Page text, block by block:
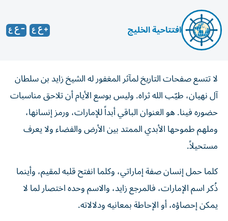
افتتاحية الخليج
لا تتسع صفحات التاريخ لمآثر المغفور له الشيخ زايد بن سلطان
آل نهيان، طيّب الله ثراه. وليس بوسع الأيام أن تلاحق مناسبات
حضوره فينا. هو العنوان الباقي أبداً للإمارات، ورمز إنسانها،
وملهم طموحها الأبدي الممتد بين الأرض والفضاء ولا يعرف
مستحيلاً.
كلما حمل إنسان صفة إماراتي، وكلما انفتح قلبه لمقيم، وأينما
ذُكر اسم الإمارات، فالمرجع زايد، والاسم وحده اختصار لما لا
يمكن إحصاؤه، أو الإحاطة بمعانيه ودلالاته.